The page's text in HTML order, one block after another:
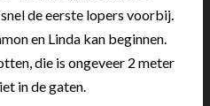
de eerste lopers voorbij.
en Linda kan beginnen.
die is ongeveer 2 meter
in de gaten.